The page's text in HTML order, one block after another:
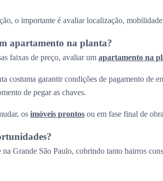
o importante é avaliar localização,
apartamento na planta?
faixas de preço, avaliar um apartamento na
costuma garantir condições de pagamento de
de pegar as chaves.
os imóveis prontos ou em fase final de
Grande São Paulo, cobrindo tanto bairros